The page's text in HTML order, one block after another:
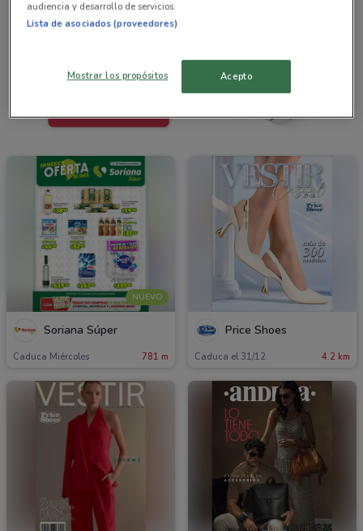
NUEVO
Soriana Súper
Caduca Miércoles 781 m
Price Shoes
Caduca el 31/12 4.2 km
audiencia y desarrollo de servicios.
Lista de asociados (proveedores)
Mostrar los propósitos Acepto